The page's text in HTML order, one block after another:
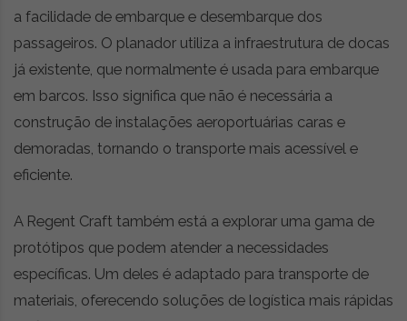
a facilidade de embarque e desembarque dos
passageiros. O planador utiliza a infraestrutura de docas
já existente, que normalmente é usada para embarque
em barcos. Isso significa que não é necessária a
construção de instalações aeroportuárias caras e
demoradas, tornando o transporte mais acessível e
eficiente.
A Regent Craft também está a explorar uma gama de
protótipos que podem atender a necessidades
específicas. Um deles é adaptado para transporte de
materiais, oferecendo soluções de logística mais rápidas